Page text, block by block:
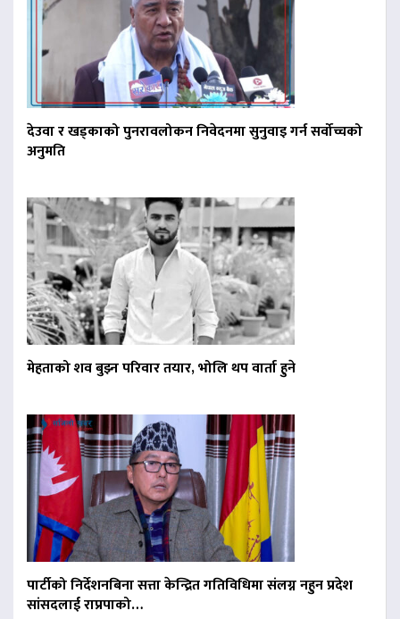
देउवा र खड्काको पुनरावलोकन निवेदनमा सुनुवाइ गर्न सर्वोच्चको
अनुमति
मेहताको शव बुझ्न परिवार तयार, भोलि थप वार्ता हुने
पार्टीको निर्देशनबिना सत्ता केन्द्रित गतिविधिमा संलग्न नहुन प्रदेश
सांसदलाई राप्रपाको…